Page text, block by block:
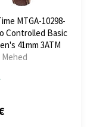
MTGA-10298-
Controlled Basic
41mm 3ATM
Mehed